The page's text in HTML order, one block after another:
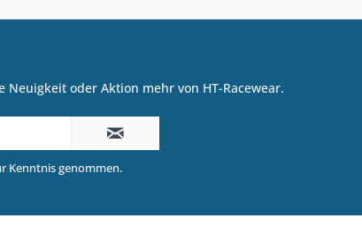
oder Aktion mehr von HT-Racewear.
Kenntnis genommen.